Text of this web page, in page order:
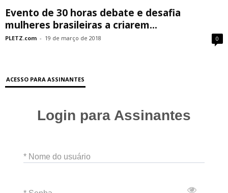
Evento de 30 horas debate e desafia
mulheres brasileiras a criarem...
PLETZ.com - 19 de março de 2018 0
ACESSO PARA ASSINANTES
Login para Assinantes
* Nome do usuário